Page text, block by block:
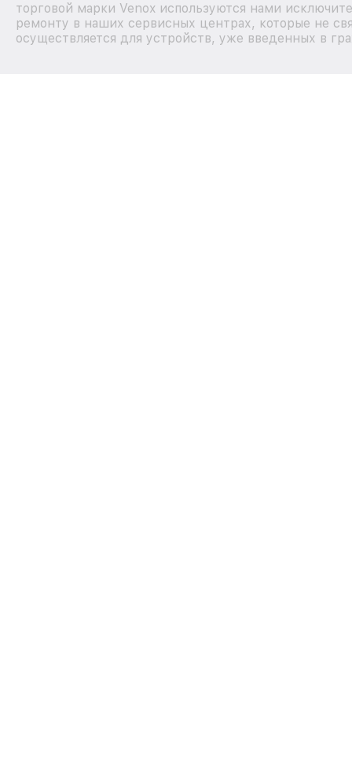
торговой марки Venox используются нами
ремонту в наших сервисных центрах, которые не
осуществляется для устройств, уже введенных в